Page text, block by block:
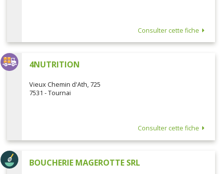
Consulter cette fiche
4NUTRITION
Vieux Chemin d'Ath, 725
7531 - Tournai
Consulter cette fiche
BOUCHERIE MAGEROTTE SRL